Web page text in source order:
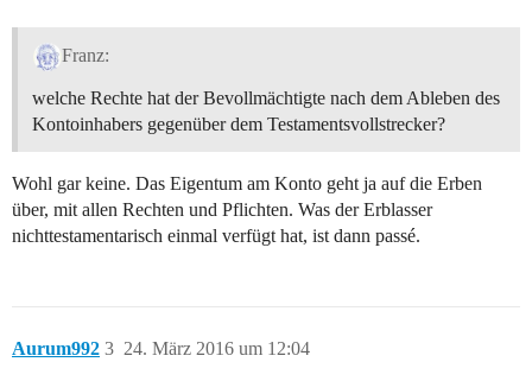
Franz:
welche Rechte hat der Bevollmächtigte nach dem Ableben des
Kontoinhabers gegenüber dem Testamentsvollstrecker?
Wohl gar keine. Das Eigentum am Konto geht ja auf die Erben
über, mit allen Rechten und Pflichten. Was der Erblasser
nichttestamentarisch einmal verfügt hat, ist dann passé.
Aurum992 24. März 2016 um 12:04
3